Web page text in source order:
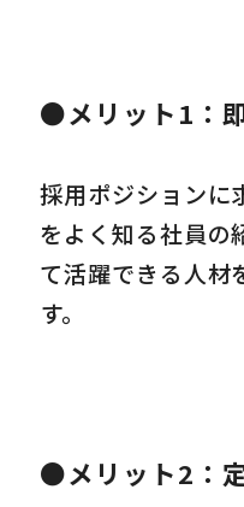
●メリット1：
採用ポジションに
をよく知る社員の
て活躍できる人材
す。
●メリット2：